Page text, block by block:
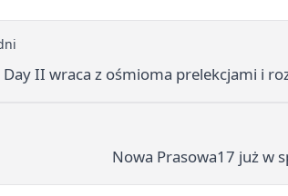
Day II wraca z ośmioma prelekcjami i
Nowa Prasowa17 już w